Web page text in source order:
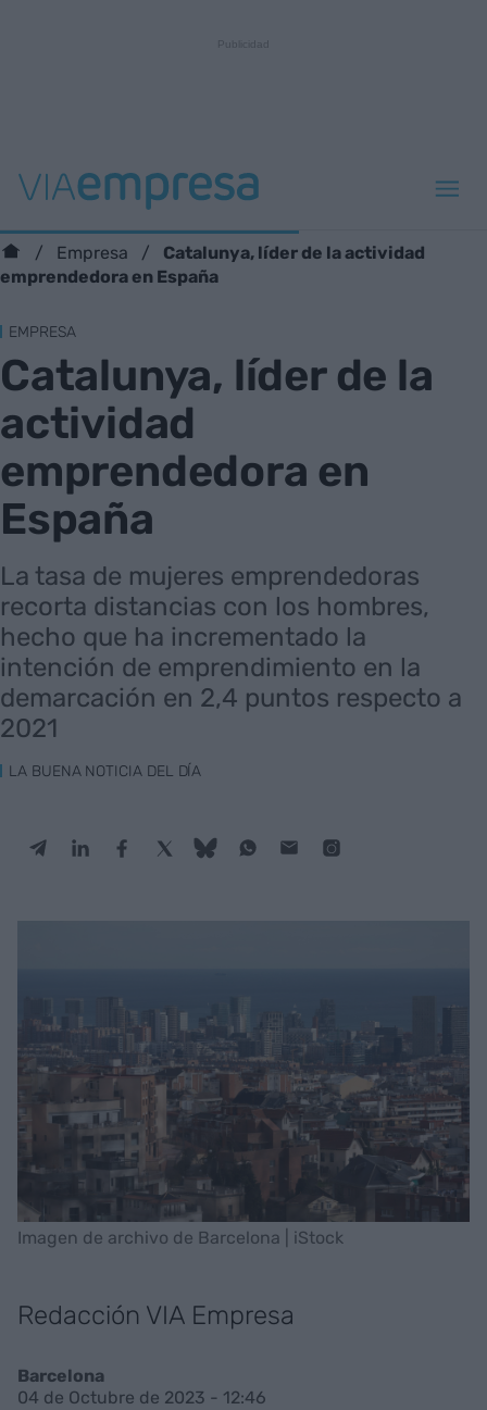
Empresa
Catalunya, líder de la actividad
emprendedora en España
EMPRESA
Catalunya, líder de la
actividad
emprendedora en
España
La tasa de mujeres emprendedoras
recorta distancias con los hombres,
hecho que ha incrementado la
intención de emprendimiento en la
demarcación en 2,4 puntos respecto a
2021
LA BUENA NOTICIA DEL DÍA
Imagen de archivo de Barcelona | iStock
Redacción VIA Empresa
Barcelona
04 de Octubre de 2023 - 12:46